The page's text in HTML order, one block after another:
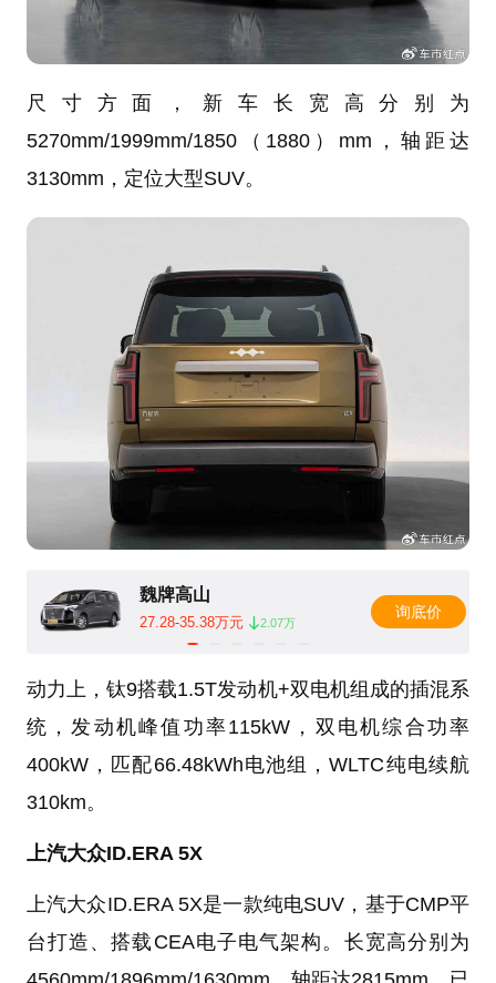
尺寸方面，新车长宽高分别为
5270mm/1999mm/1850（1880）mm，轴距达
3130mm，定位大型SUV。
魏牌高山
27.28-35.38万元 2.07万
询底价
动力上，钛9搭载1.5T发动机+双电机组成的插混系
统，发动机峰值功率115kW，双电机综合功率
400kW，匹配66.48kWh电池组，WLTC纯电续航
310km。
上汽大众ID.ERA 5X
上汽大众ID.ERA 5X是一款纯电SUV，基于CMP平
台打造、搭载CEA电子电气架构。长宽高分别为